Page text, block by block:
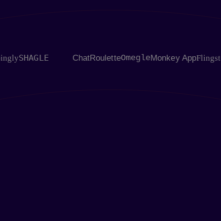
ChatRouletteOmegleMonkey AppFlingster